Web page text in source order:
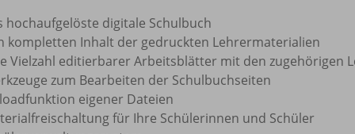
hochaufgelöste digitale Schulbuch
kompletten Inhalt der gedruckten Lehrermaterialien
Vielzahl editierbarer Arbeitsblätter mit den zugehörigen
zum Bearbeiten der Schulbuchseiten
eigener Dateien
für Ihre Schülerinnen und Schüler